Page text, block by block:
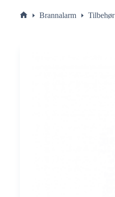
Brannalarm Tilbehør